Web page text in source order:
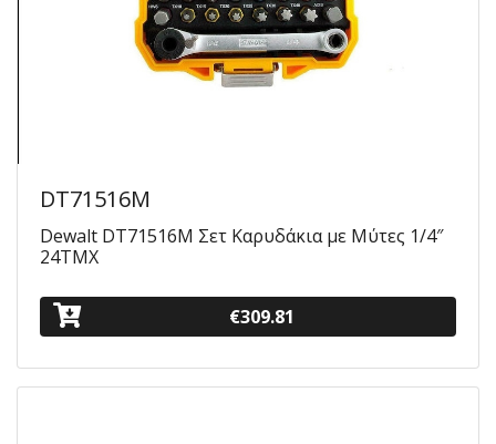
DT71516M
Dewalt DT71516M Σετ Καρυδάκια με Μύτες 1/4″
24ΤΜΧ
€309.81